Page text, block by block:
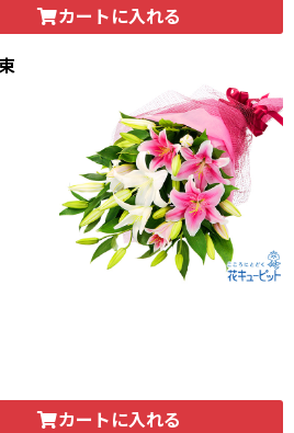
カートに入れる
カートに入れる